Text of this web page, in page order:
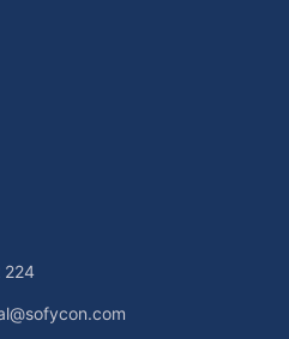
224